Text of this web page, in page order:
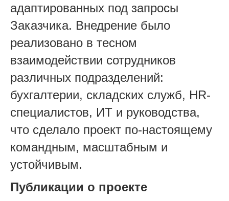
адаптированных под запросы
Заказчика. Внедрение было
реализовано в тесном
взаимодействии сотрудников
различных подразделений:
бухгалтерии, складских служб, HR-
специалистов, ИТ и руководства,
что сделало проект по-настоящему
командным, масштабным и
устойчивым.
Публикации о проекте